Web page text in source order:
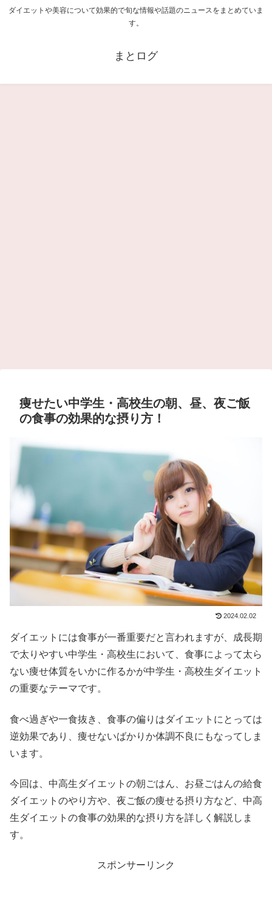
ダイエットや美容について効果的で旬な情報や話題のニュースをまとめていま
す。
まとログ
痩せたい中学生・高校生の朝、昼、夜ご飯
の食事の効果的な摂り方！
2024.02.02
ダイエットには食事が一番重要だと言われますが、成長期
で太りやすい中学生・高校生において、食事によって太ら
ない痩せ体質をいかに作るかが中学生・高校生ダイエット
の重要なテーマです。
食べ過ぎや一食抜き、食事の偏りはダイエットにとっては
逆効果であり、痩せないばかりか体調不良にもなってしま
います。
今回は、中高生ダイエットの朝ごはん、お昼ごはんの給食
ダイエットのやり方や、夜ご飯の痩せる摂り方など、中高
生ダイエットの食事の効果的な摂り方を詳しく解説しま
す。
スポンサーリンク